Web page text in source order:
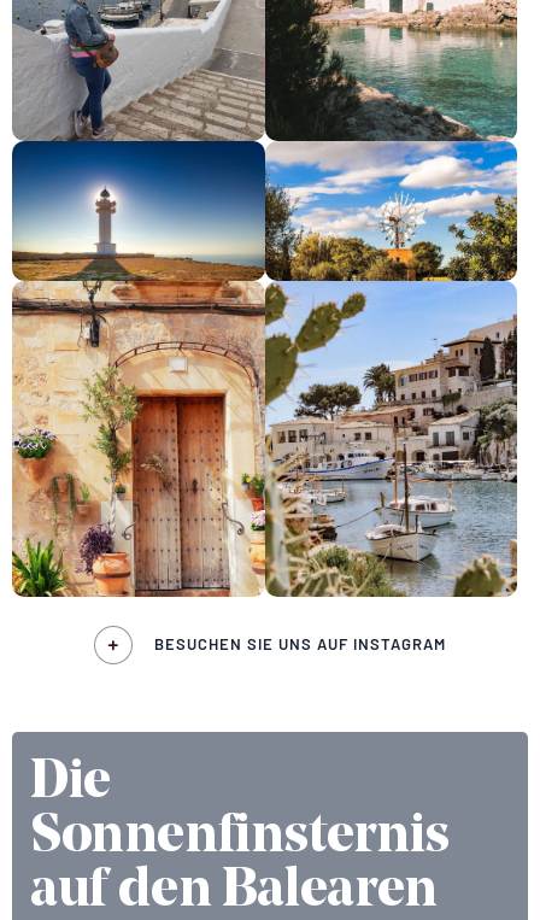
BESUCHEN SIE UNS AUF INSTAGRAM
Die
Sonnenfinsternis
auf den Balearen